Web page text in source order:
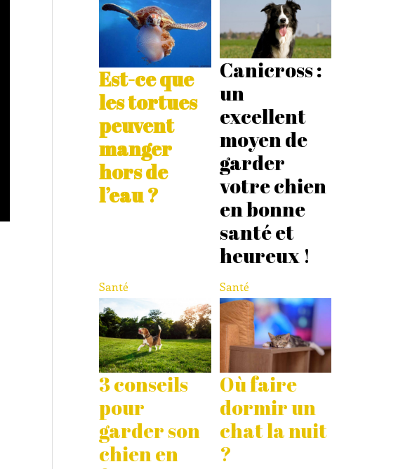
Est-ce que
les tortues
peuvent
manger
hors de
l’eau ?
Canicross :
un
excellent
moyen de
garder
votre chien
en bonne
santé et
heureux !
Santé
3 conseils
pour
garder son
chien en
Santé
Où faire
dormir un
chat la nuit
?